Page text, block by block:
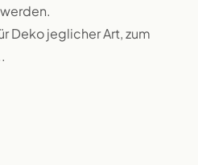
Deko jeglicher Art, zum